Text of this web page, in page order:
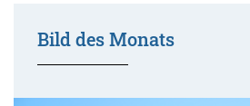
Bild des Monats